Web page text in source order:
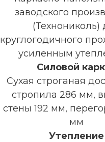
заводского
(Технониколь)
круглогодичного
усиленным
Силовой
Сухая строганая
стропила 286 мм,
стены 192 мм,
мм
Утепление